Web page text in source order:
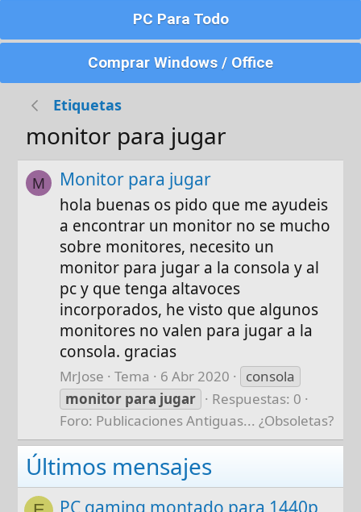
PC Para Todo
Comprar Windows / Office
Etiquetas
monitor para jugar
M Monitor para jugar
hola buenas os pido que me ayudeis
a encontrar un monitor no se mucho
sobre monitores, necesito un
monitor para jugar a la consola y al
pc y que tenga altavoces
incorporados, he visto que algunos
monitores no valen para jugar a la
consola. gracias
MrJose Tema 6 Abr 2020
consola
monitor para jugar
Respuestas: 0
Foro: Publicaciones Antiguas... ¿Obsoletas?
Últimos mensajes
PC gaming montado para 1440p